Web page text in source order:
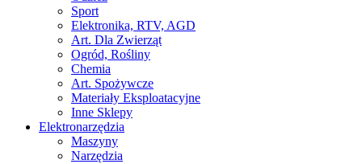
Sport
Elektronika, RTV, AGD
Art. Dla Zwierząt
Ogród, Rośliny
Chemia
Art. Spożywcze
Materiały Eksploatacyjne
Inne Sklepy
Elektronarzędzia
Maszyny
Narzędzia